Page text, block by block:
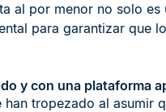
al por menor no solo
para garantizar que
y con una plataforma
tropezado al asumir